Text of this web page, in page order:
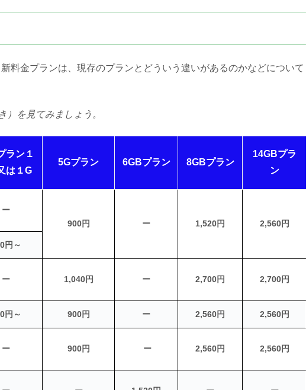
料金プランは、現存のプランとどういう違いがあるのかなどについて
を見てみましょう。
ラン１
は１G
5Gプラン 6GBプラン 8GBプラン
14GBプラ
ン
ー
900円
ー 1,520円 2,560円
円～
ー 1,040円 ー 2,700円 2,700円
円～ 900円 ー 2,560円 2,560円
ー 900円 ー 2,560円 2,560円